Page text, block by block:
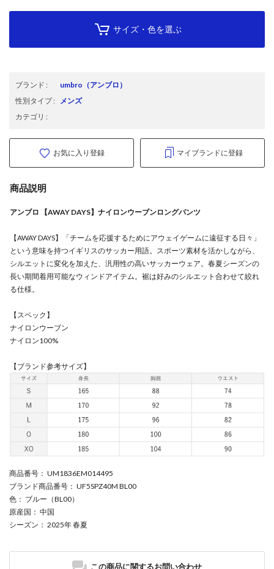
サイズ・色を選ぶ
ブランド : umbro （アンブロ）
性別タイプ:
メンズ
カテゴリ :
お気に入り登録 マイブランドに登録
商品説明
アンブロ 【AWAY DAYS】ナイロンウーブンロングパンツ
【AWAY DAYS】「チームを応援するためにアウェイゲームに遠征する日々」
という意味を持つイギリスのサッカー用語。スポーツ素材を活かしながら、
シルエットに変化を加えた、汎用性の高いサッカーウェア。春夏シーズンの
長い期間着用可能なウィンドアイテム。裾は好みのシルエット合わせて絞れ
る仕様。
【スペック】
ナイロンウーブン
ナイロン100%
【ブランド参考サイズ】
商品番号 ： UM1836EM014495
ブランド商品番号 ： UF5SPZ40M BL00
色 ： ブルー（BL00）
原産国 ： 中国
シーズン ： 2025年 春夏
この商品に関するお問い合わせ